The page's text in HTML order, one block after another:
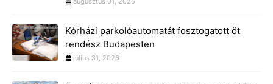
Kórházi parkolóautomatát fosztogatott öt
rendész Budapesten
július 31, 2026